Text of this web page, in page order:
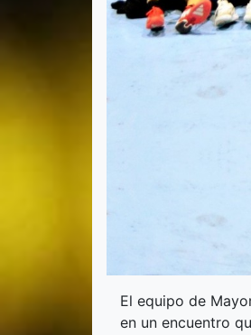
El equipo de
en un encuentro